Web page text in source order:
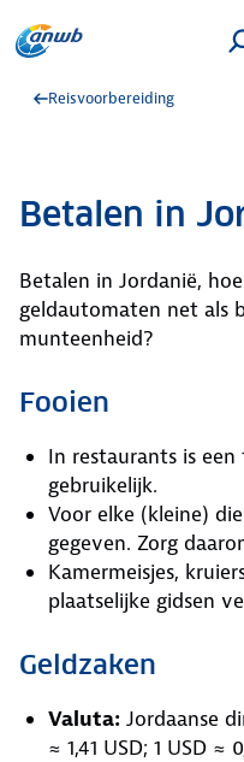
Reisvoorbereiding
Betalen in
Betalen in Jordanië,
geldautomaten net als
munteenheid?
Fooien
In restaurants is
gebruikelijk.
Voor elke (kleine)
gegeven. Zorg
Kamermeisjes,
plaatselijke gidsen
Geldzaken
Valuta: Jordaanse
≈ 1,41 USD; 1 USD ≈